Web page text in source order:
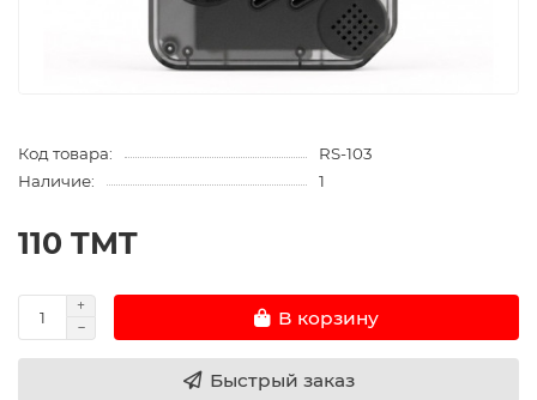
Код товара:
RS-103
Наличие:
1
110 TMT
В корзину
Быстрый заказ